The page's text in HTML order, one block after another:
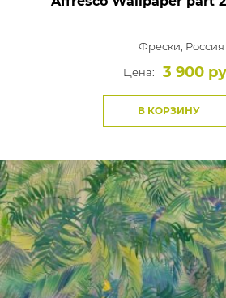
Фрески, Россия
Цена:
3 900
В КОРЗИНУ